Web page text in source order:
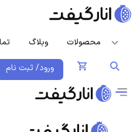
محصولات وبلاگ
ورود/ ثبت نام